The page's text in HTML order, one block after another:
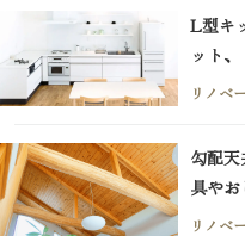
L型キ
ット
リノベ
勾配
具や
リノベ